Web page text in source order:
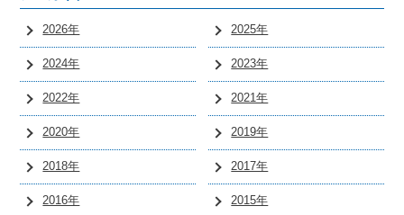
2026年 2025年
2024年 2023年
2022年 2021年
2020年 2019年
2018年 2017年
2016年 2015年